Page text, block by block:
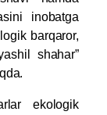
inobatga
barqaror,
shahar”
ekologik